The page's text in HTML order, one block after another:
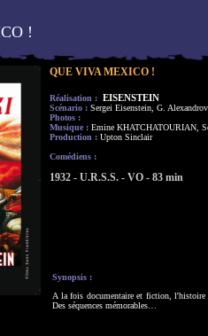
!
QUE VIVA MEXICO !
Réalisation : EISENSTEIN
Scénario : Sergei Eisenstein, G. Alexandrov
Photos :
Musique : Emine KHATCHATOURIAN,
Production : Upton Sinclair
Comédiens :
1932 - U.R.S.S. - VO - 83 min
Synopsis :
A la fois documentaire et fiction, l'histoire
Des séquences mémorables…